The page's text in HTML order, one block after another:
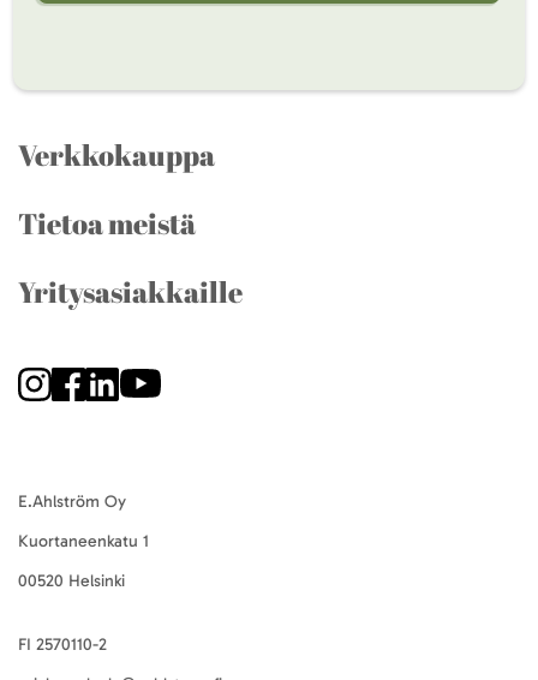
Verkkokauppa
Tietoa meistä
Yritysasiakkaille
E.Ahlström Oy
Kuortaneenkatu 1
00520 Helsinki
FI 2570110-2